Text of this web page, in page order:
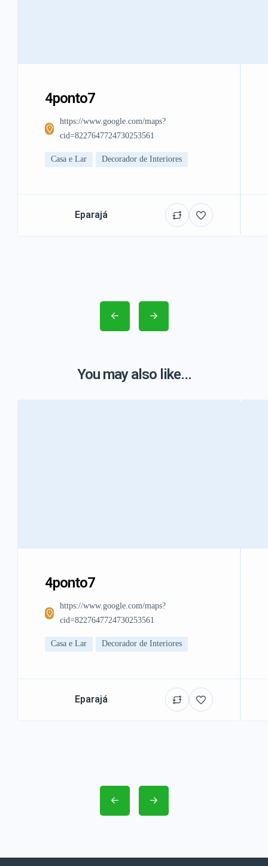
4ponto7
https://www.google.com/maps?
cid=8227647724730253561
Casa e Lar Decorador de Interiores
Eparajá
You may also like...
4ponto7
https://www.google.com/maps?
cid=8227647724730253561
Casa e Lar Decorador de Interiores
Eparajá